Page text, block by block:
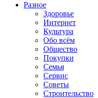
Разное
Здоровье
Интернет
Культура
Обо всём
Общество
Покупки
Семья
Сервис
Советы
Строительство